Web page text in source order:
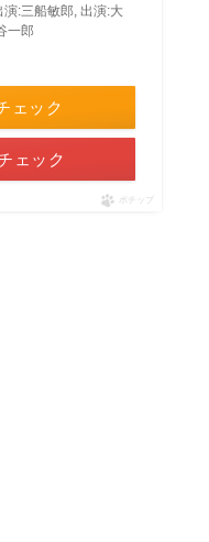
:三船敏郎, 出演:大
一郎
ェック
ェック
ポチップ